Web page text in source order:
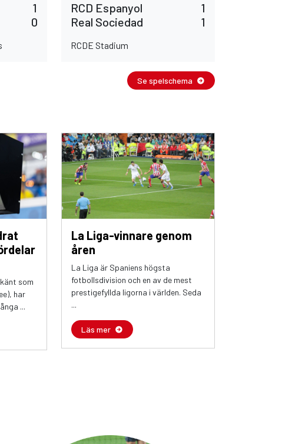
1
0
RCD Espanyol
Real Sociedad
1
1
RCDE Stadium
Se spelschema
som
har
...
La Liga-vinnare genom
åren
La Liga är Spaniens högsta
fotbollsdivision och en av de mest
prestigefyllda ligorna i världen. Seda
...
Läs mer